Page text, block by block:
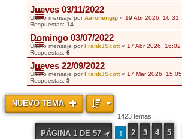
Jueves 03/11/2022
Último mensaje porAaronengip « 19 Abr 2026, 16:31
Respuestas: 14
Domingo 03/07/2022
Último mensaje porFrankJScott« 17 Abr 2026, 16:02
Respuestas: 6
Jueves 22/09/2022
Último mensaje porFrankJScott« 17 Mar 2026, 15:05
Respuestas: 3
NUEVO TEMA
1423 temas
PÁGINA 1DE 57 1 2 3 4 5